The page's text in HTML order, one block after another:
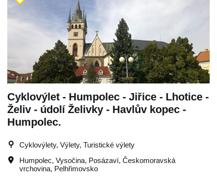
Cyklovýlet - Humpolec - Jiřice - Lhotice -
Želiv - údolí Želivky - Havlův kopec -
Humpolec.
Cyklovýlety, Výlety, Turistické výlety
Humpolec, Vysočina, Posázaví, Českomoravská
vrchovina, Pelhřimovsko